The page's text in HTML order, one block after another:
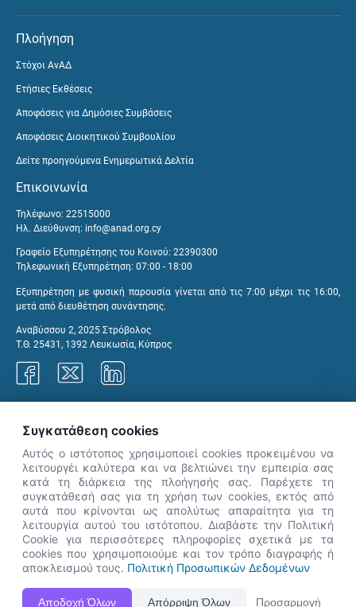
Πλοήγηση
Στόχοι ΑνΑΔ
Ετήσιες Εκθέσεις
Αποφάσεις για Δημόσιες Συμβάσεις
Αποφάσεις Διοικητικού Συμβουλίου
Δείτε προηγούμενα Ενημερωτικά Δελτία
Επικοινωνία
Τηλέφωνο: 22515000
Ηλ. Διεύθυνση: info@anad.org.cy
Γραφείο Εξυπηρέτησης του Κοινού: 22390300
Τηλεφωνική Εξυπηρέτηση: 07:00 - 18:00
Εξυπηρέτηση με φυσική παρουσία γίνεται από τις 7:00 μέχρι τις 16:00,
μετά από διευθέτηση συνάντησης.
Αναβύσσου 2, 2025 Στρόβολος
Τ.Θ. 25431, 1392 Λευκωσία, Κύπρος
Η Ιστοσελίδα ΑνΑΔ είναι πλήρως συμβατή με τις νεότερες εκδόσεις, Google Chrome, Mozilla Firefox,
Apple Safari καθώς και Internet Explorer.
👋 Καλώς ήρθες! Είμαι η Νόησις.
Πες μου πώς μπορώ να σε βοηθήσω
σήμερα.
Συγκατάθεση cookies
Αυτός ο ιστότοπος χρησιμοποιεί cookies προκειμένου να
λειτουργέι καλύτερα και να βελτιώνει την εμπειρία σας
κατά τη διάρκεια της πλοήγησής σας. Παρέχετε τη
συγκατάθεσή σας για τη χρήση των cookies, εκτός από
αυτά που κρίνονται ως απολύτως απαραίτητα για τη
λειτουργία αυτού του ιστότοπου. Διαβάστε την Πολιτική
Cookie για περισσότερες πληροφορίες σχετικά με τα
cookies που χρησιμοποιούμε και τον τρόπο διαγραφής ή
αποκλεισμού τους. Πολιτική Προσωπικών Δεδομένων
Αποδοχή Όλων Απόρριψη Όλων Προσαρμογή